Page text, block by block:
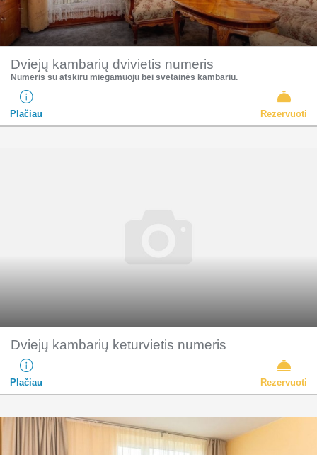
Dviejų kambarių dvivietis numeris
Numeris su atskiru miegamuoju bei svetainės kambariu.
Plačiau Rezervuoti
Dviejų kambarių keturvietis numeris
Plačiau Rezervuoti